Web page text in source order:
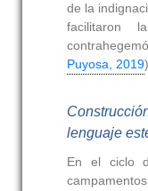
de la
facilitaron
Puyosa, 2019).
lenguaje
En el ciclo